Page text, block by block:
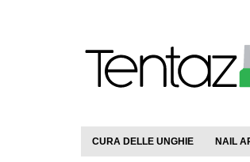
CURA DELLE UNGHIE NAIL